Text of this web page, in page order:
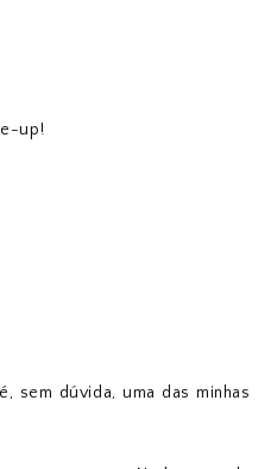
up!
sem dúvida, uma das minhas